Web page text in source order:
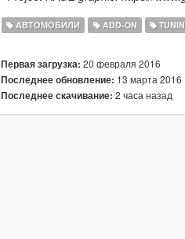
АВТОМОБИЛИ ADD-ON
Первая загрузка: 20 февраля 2016
Последнее обновление: 13 марта 2016
Последнее скачивание: 2 часа назад